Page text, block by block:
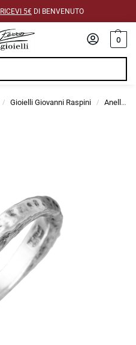
RICEVI 5€ DI BENVENUTO
0
/ Gioielli Giovanni Raspini / Anelli Giovanni Raspini